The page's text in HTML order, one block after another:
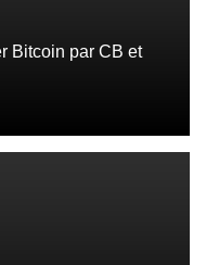
Bitcoin par CB et